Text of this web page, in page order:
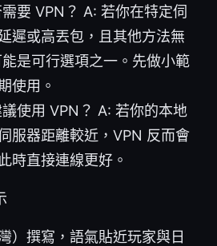
要 VPN？ A: 若你在特定伺
遲或高丟包，且其他方法無
是可行選項之一。先做小範
使用。
使用 VPN？ A: 若你的本地
服器距離較近，VPN 反而會
時直接連線更好。
）撰寫，語氣貼近玩家與日